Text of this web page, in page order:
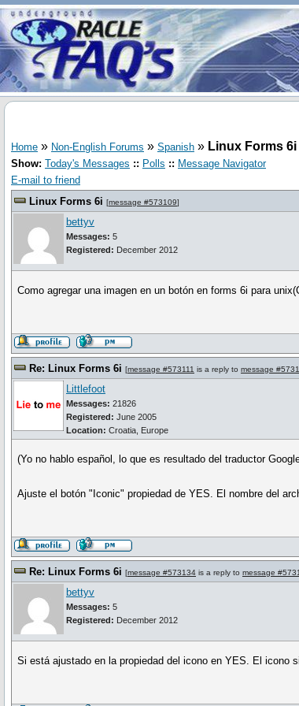
Home » Non-English Forums » Spanish » Linux Forms 6i
Show: Today's Messages :: Polls :: Message Navigator
E-mail to friend
Linux Forms 6i [message #573109]
bettyv
Messages: 5
Registered: December 2012
Como agregar una imagen en un botón en forms 6i para
Re: Linux Forms 6i [message #573111 is a reply to message
Littlefoot
Messages: 21826
Registered: June 2005
Location: Croatia, Europe
(Yo no hablo español, lo que es resultado del traductor
Ajuste el botón "Iconic" propiedad de YES. El nombre del
Re: Linux Forms 6i [message #573134 is a reply to message
bettyv
Messages: 5
Registered: December 2012
Si está ajustado en la propiedad del icono en YES. El icono